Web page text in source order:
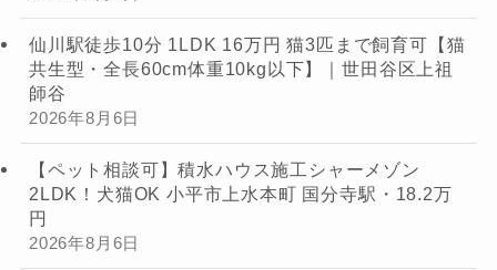
仙川駅徒歩10分 1LDK 16万円 猫3匹まで飼育可【猫
共生型・全長60cm体重10kg以下】｜世田谷区上祖
師谷
2026年8月6日
【ペット相談可】積水ハウス施工シャーメゾン
2LDK！犬猫OK 小平市上水本町 国分寺駅・18.2万
円
2026年8月6日